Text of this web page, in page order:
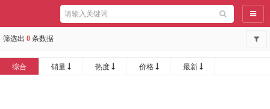
导航
筛选出 0 条数据
综合 销量 热度 价格 最新